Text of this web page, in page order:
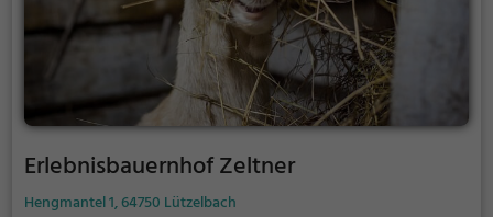
Erlebnisbauernhof Zeltner
Hengmantel 1, 64750 Lützelbach